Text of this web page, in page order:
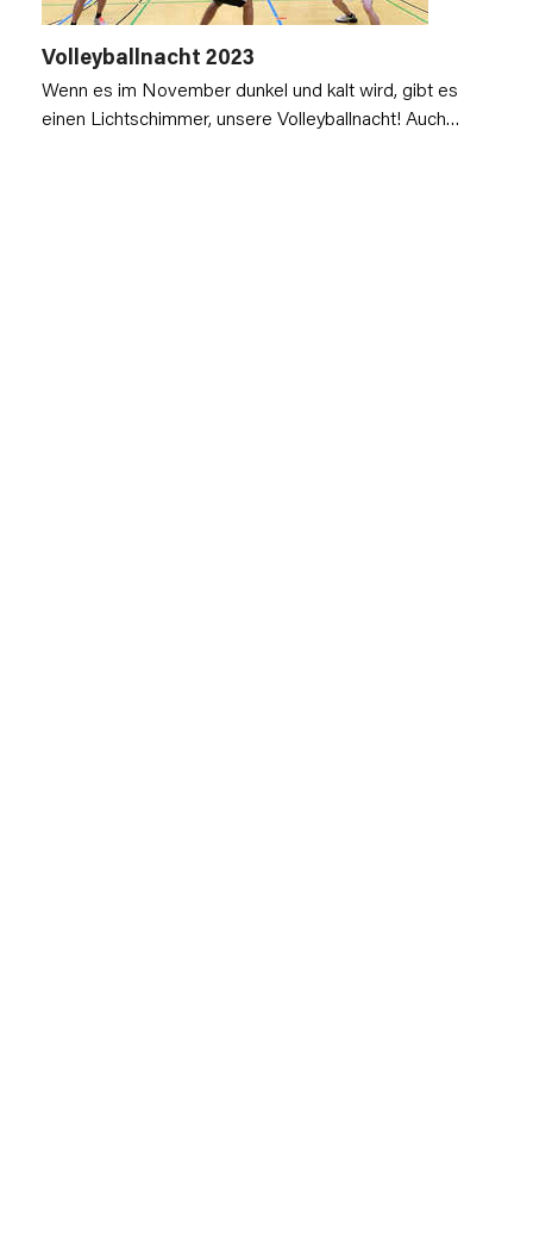
Volleyballnacht 2023
Wenn es im November dunkel und kalt wird, gibt es
einen Lichtschimmer, unsere Volleyballnacht! Auch…